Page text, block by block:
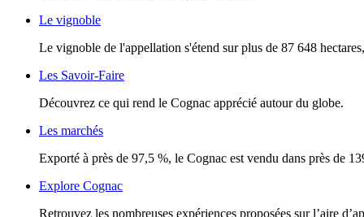
Le vignoble
Le vignoble de l'appellation s'étend sur plus de 87 648
Les Savoir-Faire
Découvrez ce qui rend le Cognac apprécié autour du globe.
Les marchés
Exporté à près de 97,5 %, le Cognac est vendu dans près de
Explore Cognac
Retrouvez les nombreuses expériences proposées sur l’aire